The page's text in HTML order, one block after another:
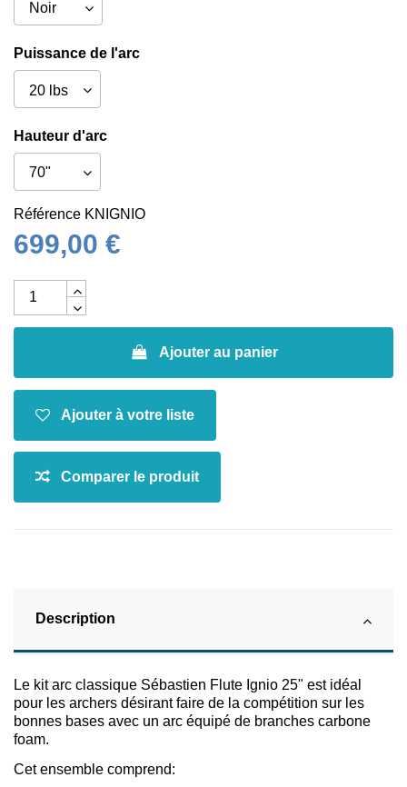
Puissance de l'arc
Hauteur d'arc
Référence KNIGNIO
699,00 €
Ajouter au panier
Description
Le kit arc classique Sébastien Flute Ignio 25" est idéal
pour les archers désirant faire de la compétition sur les
bonnes bases avec un arc équipé de branches carbone
foam.
Cet ensemble comprend: